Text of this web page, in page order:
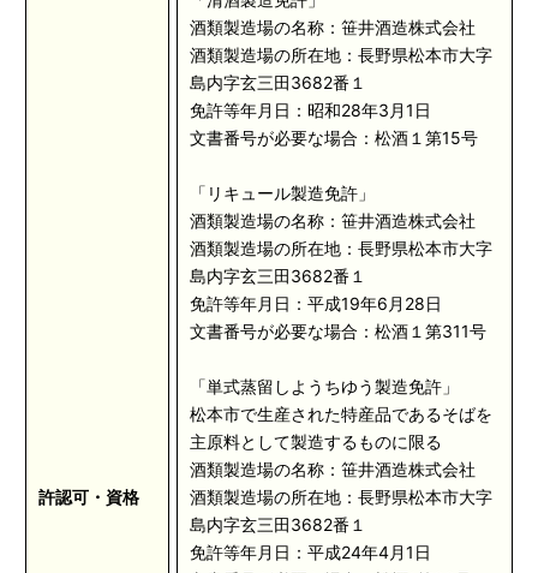
許認可・資格
酒類製造場の名称：笹井酒造株式会社
酒類製造場の所在地：長野県松本市大字
島内字玄三田3682番１
免許等年月日：昭和28年3月1日
文書番号が必要な場合：松酒１第15号
「リキュール製造免許」
酒類製造場の名称：笹井酒造株式会社
酒類製造場の所在地：長野県松本市大字
島内字玄三田3682番１
免許等年月日：平成19年6月28日
文書番号が必要な場合：松酒１第311号
「単式蒸留しようちゆう製造免許」
松本市で生産された特産品であるそばを
主原料として製造するものに限る
酒類製造場の名称：笹井酒造株式会社
酒類製造場の所在地：長野県松本市大字
島内字玄三田3682番１
免許等年月日：平成24年4月1日